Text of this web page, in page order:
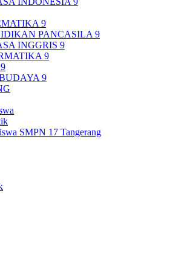
9
PANCASILA 9
INGGRIS 9
9
9
SMPN 17 Tangerang